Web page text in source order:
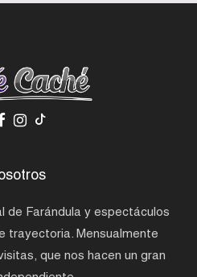
de Farándula y espectáculos
trayectoria. Mensualmente
que nos hacen un gran